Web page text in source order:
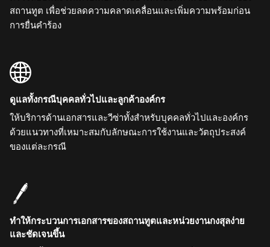
สถานทูต เพื่อช่วยลดความคลาดเคลื่อนและเพิ่มความพร้อมก่อน
การยื่นคำร้อง
ดูแลทั้งกรณีบุคคลทั่วไปและลูกค้าองค์กร
ให้บริการด้านเอกสารและวีซ่าทั้งสำหรับบุคคลทั่วไปและองค์กร
ด้วยแนวทางที่เหมาะสมกับลักษณะการใช้งานและวัตถุประสงค์
ของแต่ละกรณี
ทำให้กระบวนการเอกสารของสถานทูตและหน่วยงานกงสุลง่าย
และชัดเจนขึ้น